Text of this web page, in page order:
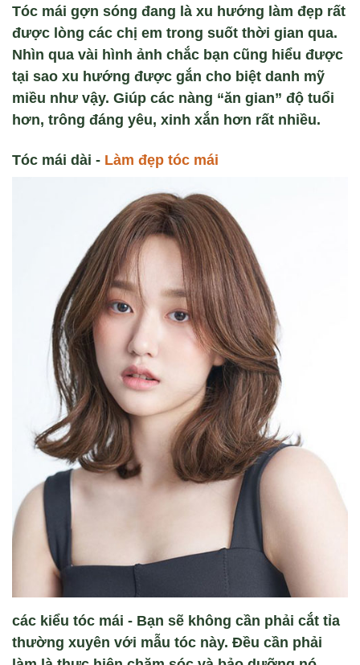
Tóc mái gợn sóng đang là xu hướng làm đẹp rất
được lòng các chị em trong suốt thời gian qua.
Nhìn qua vài hình ảnh chắc bạn cũng hiểu được
tại sao xu hướng được gắn cho biệt danh mỹ
miều như vậy. Giúp các nàng “ăn gian” độ tuổi
hơn, trông đáng yêu, xinh xắn hơn rất nhiều.
Tóc mái dài - Làm đẹp tóc mái
các kiểu tóc mái - Bạn sẽ không cần phải cắt tỉa
thường xuyên với mẫu tóc này. Đều cần phải